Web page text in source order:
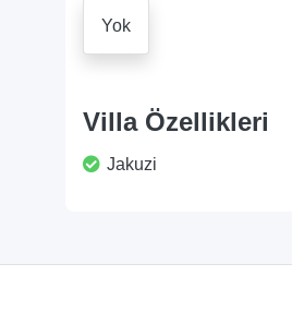
Yok
Villa Özellikleri
Jakuzi